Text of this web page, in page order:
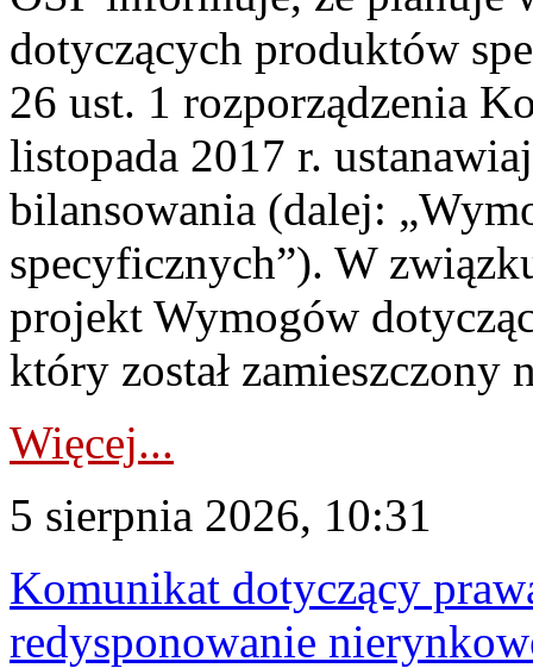
dotyczących produktów
26 ust. 1 rozporządzenia
listopada 2017 r.
bilansowania (dalej:
specyficznych”). W
projekt Wymogów
który został zamieszczony
Więcej...
5 sierpnia 2026, 10:31
Komunikat dotyczący
redysponowanie